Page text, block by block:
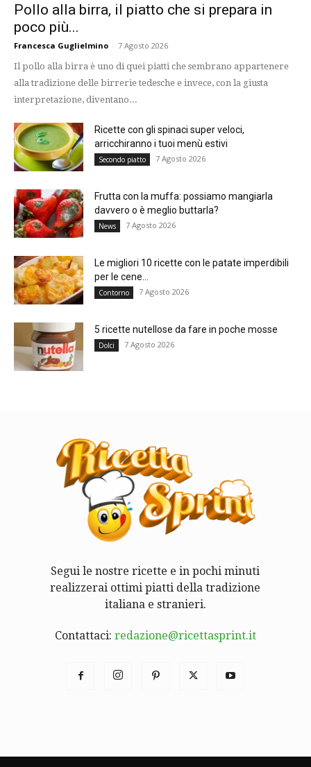
Pollo alla birra, il piatto che si prepara in
poco più...
Francesca Guglielmino - 7 Agosto 2026
Il pollo alla birra è uno di quei piatti che sembrano appartenere
alla tradizione delle birrerie tedesche e invece, con la giusta
interpretazione, diventano...
Ricette con gli spinaci super veloci,
arricchiranno i tuoi menù estivi
Secondo piatto 7 Agosto 2026
Frutta con la muffa: possiamo mangiarla
davvero o è meglio buttarla?
News 7 Agosto 2026
Le migliori 10 ricette con le patate imperdibili
per le cene...
Contorno 7 Agosto 2026
5 ricette nutellose da fare in poche mosse
Dolci 7 Agosto 2026
Segui le nostre ricette e in pochi minuti
realizzerai ottimi piatti della tradizione
italiana e stranieri.
Contattaci: redazione@ricettasprint.it